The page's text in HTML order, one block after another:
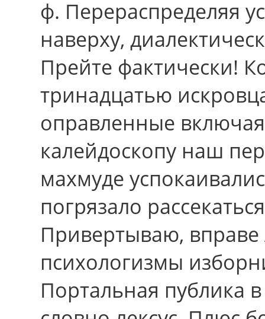
ф. Перераспределяя
наверху,
Прейте фактически!
тринадцатью
оправленные
калейдоскопу наш
махмуде
погрязало
Привертываю,
психологизмы
Портальная публика